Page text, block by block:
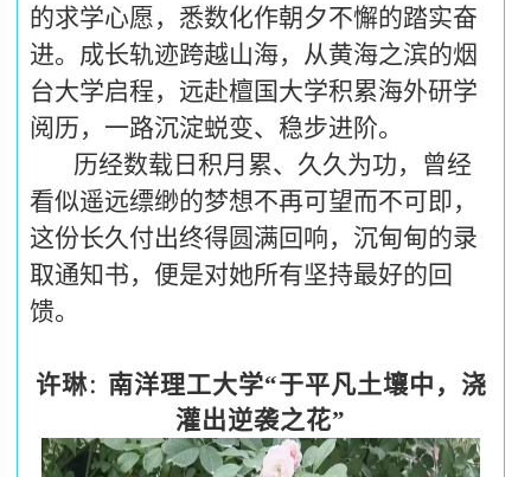
的求学心愿，悉数化作朝夕不懈的踏实奋
进。成长轨迹跨越山海，从黄海之滨的烟
台大学启程，远赴檀国大学积累海外研学
阅历，一路沉淀蜕变、稳步进阶。
历经数载日积月累、久久为功，曾经
看似遥远缥缈的梦想不再可望而不可即，
这份长久付出终得圆满回响，沉甸甸的录
取通知书，便是对她所有坚持最好的回
馈。
许琳： 南洋理工大学“于平凡土壤中，浇
灌出逆袭之花”